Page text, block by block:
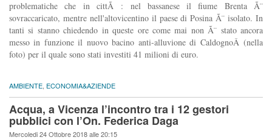
problematiche che in cittÃ : nel bassanese il fiume Brenta Ã¨
sovraccaricato, mentre nell'altovicentino il paese di Posina Ã¨ isolato. In
tanti si stanno chiedendo in queste ore come mai non Ã¨ stato ancora
messo in funzione il nuovo bacino anti-alluvione di CaldognoÂ (nella
foto) per il quale sono stati investiti 41 milioni di euro.
AMBIENTE, ECONOMIA&AZIENDE
Acqua, a Vicenza l’incontro tra i 12 gestori
pubblici con l’On. Federica Daga
Mercoledi 24 Ottobre 2018 alle 20:15